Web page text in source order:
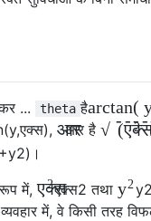
... theta हैarctan(
(y,एक्स), आर
आरहै ( 2
----
√
+y2) ।
रूप में,एक्स
2एक्स2 तथाy2 y2
में, वे किसी तरह